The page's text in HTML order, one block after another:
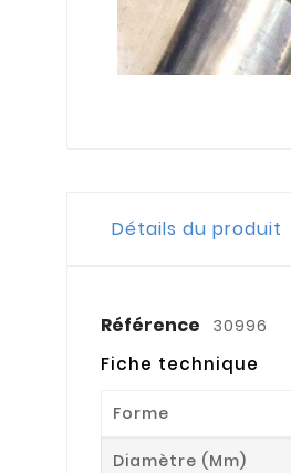
Détails du produit
Référence 30996
Fiche technique
Forme
Diamètre (mm)